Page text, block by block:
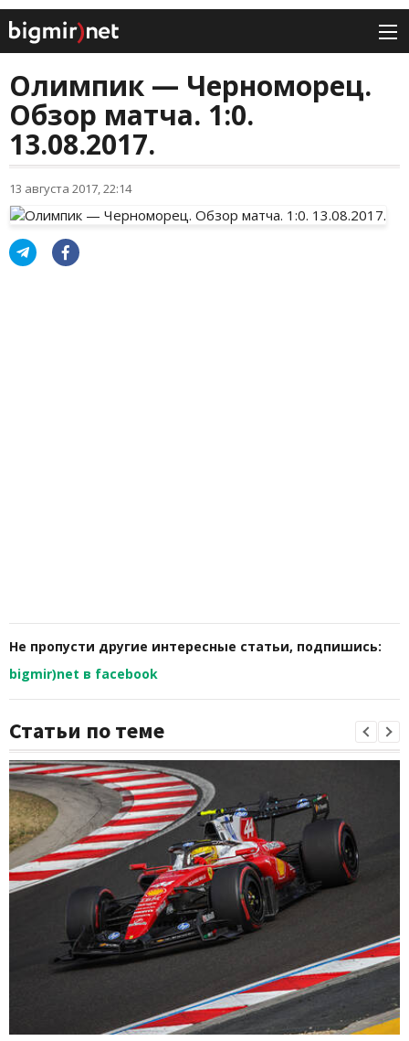
Олимпик — Черноморец.
Обзор матча. 1:0.
13.08.2017.
13 августа 2017, 22:14
Не пропусти другие интересные статьи, подпишись:
bigmir)net в facebook
Статьи по теме